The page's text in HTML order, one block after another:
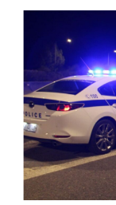
Κυριακή 8
διεξαγωγής
Iliana
5 Μαρτίου